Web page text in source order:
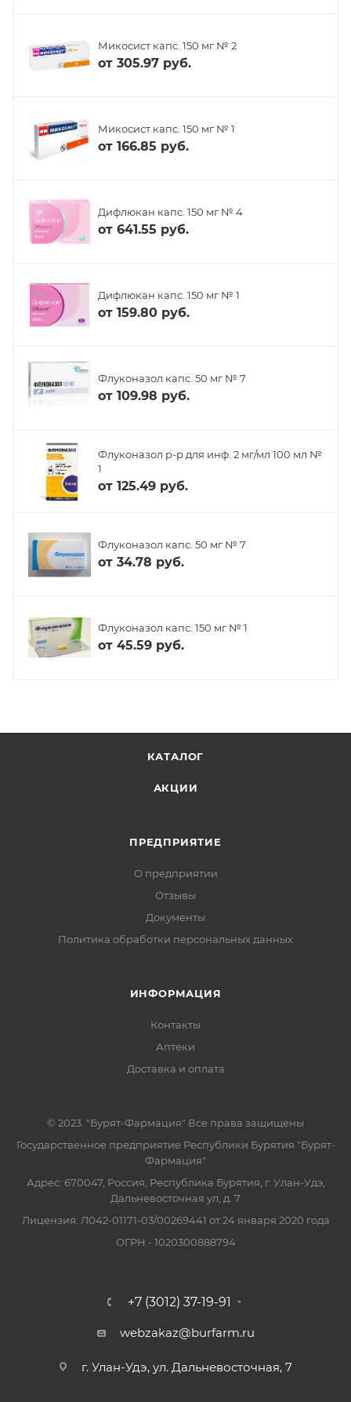
Микосист капс. 150 мг № 2
от 305.97 руб.
Микосист капс. 150 мг № 1
от 166.85 руб.
Дифлюкан капс. 150 мг № 4
от 641.55 руб.
Дифлюкан капс. 150 мг № 1
от 159.80 руб.
Флуконазол капс. 50 мг № 7
от 109.98 руб.
Флуконазол р-р для инф. 2 мг/мл 100 мл №
1
от 125.49 руб.
Флуконазол капс. 50 мг № 7
от 34.78 руб.
Флуконазол капс. 150 мг № 1
от 45.59 руб.
КАТАЛОГ
АКЦИИ
ПРЕДПРИЯТИЕ
О предприятии
Отзывы
Документы
Политика обработки персональных данных
ИНФОРМАЦИЯ
Контакты
Аптеки
Доставка и оплата
© 2023. "Бурят-Фармация" Все права защищены
Государственное предприятие Республики Бурятия "Бурят-
Фармация"
Адрес: 670047, Россия, Республика Бурятия, г. Улан-Удэ,
Дальневосточная ул, д. 7
Лицензия: Л042-01171-03/00269441 от 24 января 2020 года
ОГРН - 1020300888794
+7 (3012) 37-19-91
webzakaz@burfarm.ru
г. Улан-Удэ, ул. Дальневосточная, 7